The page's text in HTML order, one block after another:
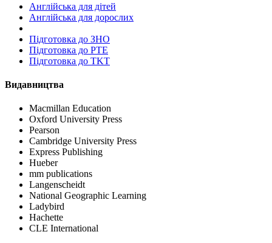
Англійська для дітей
Англійська для дорослих
Пiдготовка до ЗНО
Підготовка до PTE
Підготовка до TKT
Видавництва
Macmillan Education
Oxford University Press
Pearson
Cambridge University Press
Express Publishing
Hueber
mm publications
Langenscheidt
National Geographic Learning
Ladybird
Hachette
CLE International